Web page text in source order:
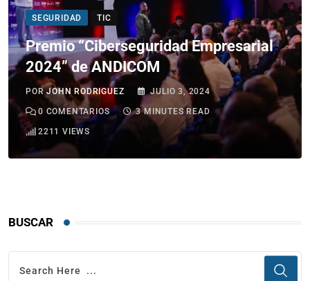
SEGURIDAD TIC
Premio “Ciberseguridad Empresarial
2024” de ANDICOM
PORJOHN RODRIGUEZ JULIO 3, 2024
0 COMENTARIOS 3 MINUTES READ
2211 VIEWS
BUSCAR